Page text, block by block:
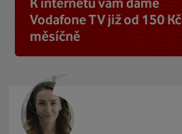
Vodafone TV již od 150 Kč
měsíčně